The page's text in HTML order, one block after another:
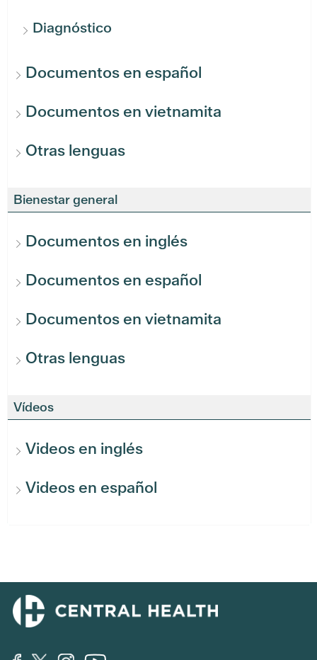
Diagnóstico
Documentos en español
Documentos en vietnamita
Otras lenguas
Bienestar general
Documentos en inglés
Documentos en español
Documentos en vietnamita
Otras lenguas
Vídeos
Videos en inglés
Videos en español